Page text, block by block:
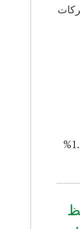
وتجدر الإشارة إلى أن أزمة جائحة كوفيد-19 قد أدّت إلى زيادة في معدل القروض الملغاة من 1.1%